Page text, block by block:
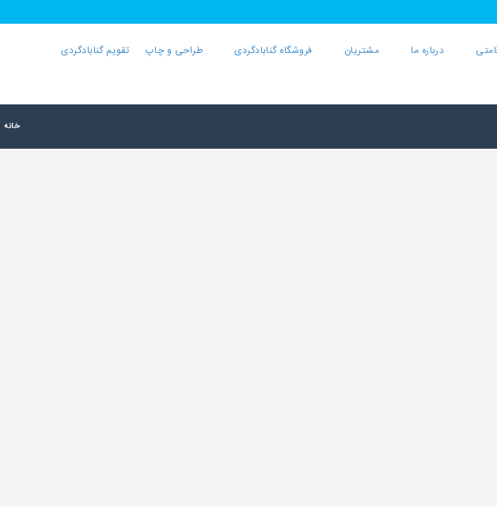
درباره ما مشتریان فروشگاه گنابادگردی طراحی و چاپ تقویم گنابادگردی
خانه